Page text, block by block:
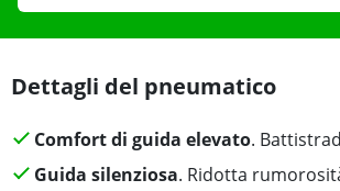
Dettagli del pneumatico
Comfort di guida elevato.
Guida silenziosa. Ridotta